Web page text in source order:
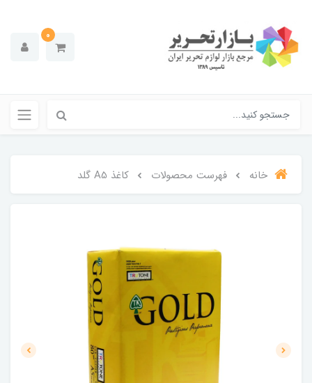
0
خانه فهرست محصولات کاغذ A5 گلد